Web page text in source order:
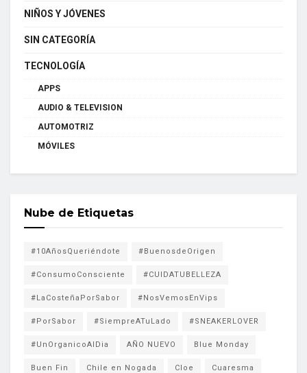
NIÑOS Y JÓVENES
SIN CATEGORÍA
TECNOLOGÍA
APPS
AUDIO & TELEVISION
AUTOMOTRIZ
MÓVILES
Nube de Etiquetas
#10AñosQueriéndote #BuenosdeOrigen
#ConsumoConsciente #CUIDATUBELLEZA
#LaCosteñaPorSabor #NosVemosEnVips
#PorSabor #SiempreATuLado #SNEAKERLOVER
#UnOrganicoAlDia AÑO NUEVO Blue Monday
Buen Fin Chile en Nogada Cloe Cuaresma